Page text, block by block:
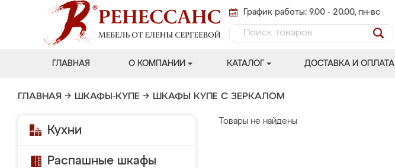
График работы: 9.00 - 20.00, пн-вс
ГЛАВНАЯ О КОМПАНИИ КАТАЛОГ ДОСТАВКА И ОПЛАТА
ГЛАВНАЯ → ШКАФЫ-КУПЕ → ШКАФЫ КУПЕ С ЗЕРКАЛОМ
Кухни
Распашные шкафы
Товары не найдены